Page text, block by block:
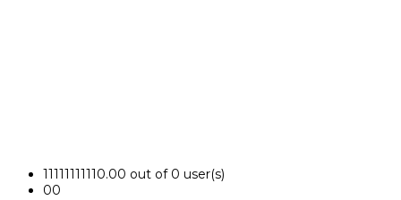
11111111110.00 out of 0 user(s)
00